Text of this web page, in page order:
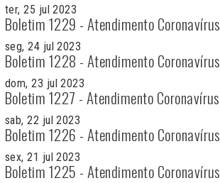
ter, 25 jul 2023
Boletim 1229 - Atendimento Coronavírus
seg, 24 jul 2023
Boletim 1228 - Atendimento Coronavírus
dom, 23 jul 2023
Boletim 1227 - Atendimento Coronavírus
sab, 22 jul 2023
Boletim 1226 - Atendimento Coronavírus
sex, 21 jul 2023
Boletim 1225 - Atendimento Coronavírus